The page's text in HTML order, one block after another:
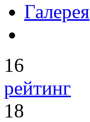
Галерея
16
рейтинг
18